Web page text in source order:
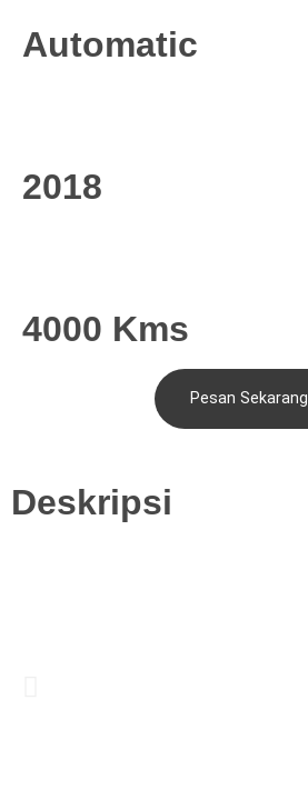
Automatic
2018
4000 Kms
Pesan Sekarang
Deskripsi